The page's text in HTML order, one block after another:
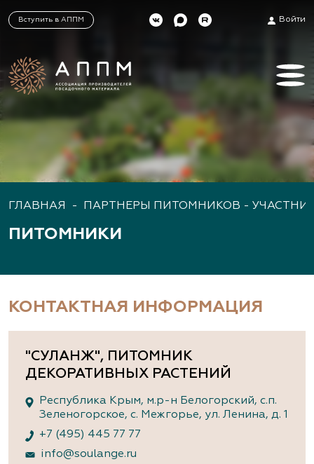
Вступить в АППМ Войти
ГЛАВНАЯ - ПАРТНЕРЫ ПИТОМНИКОВ -
ПИТОМНИКИ
КОНТАКТНАЯ ИНФОРМАЦИЯ
"СУЛАНЖ", ПИТОМНИК
ДЕКОРАТИВНЫХ РАСТЕНИЙ
Республика Крым, м.р-н Белогорский, с.п.
Зеленогорское, с. Межгорье, ул. Ленина, д. 1
+7 (495) 445 77 77
info@soulange.ru